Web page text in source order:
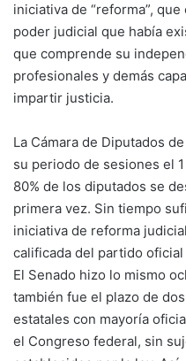
iniciativa de “reforma”,
poder judicial que había
que comprende su
profesionales y demás
impartir justicia.
La Cámara de Diputados
su periodo de sesiones el
80% de los diputados se
primera vez. Sin tiempo
iniciativa de reforma
calificada del partido
El Senado hizo lo mismo
también fue el plazo de
estatales con mayoría
el Congreso federal, sin